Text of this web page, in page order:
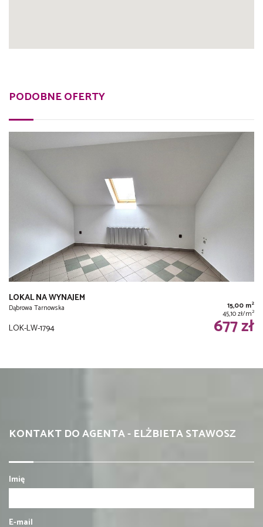
PODOBNE OFERTY
LOKAL NA WYNAJEM
Dąbrowa Tarnowska 15,00 m2
45,10 zł/m2
LOK-LW-1794 677 zł
KONTAKT DO AGENTA - ELŻBIETA STAWOSZ
Imię
E-mail